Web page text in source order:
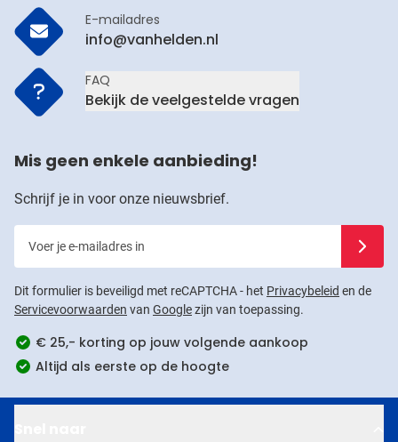
E-mailadres
info@vanhelden.nl
FAQ
Bekijk de veelgestelde vragen
Mis geen enkele aanbieding!
Schrijf je in voor onze nieuwsbrief.
Dit formulier is beveiligd met reCAPTCHA - het Privacybeleid en de
Servicevoorwaarden van Googlezijn van toepassing.
€ 25,- korting op jouw volgende aankoop
Altijd als eerste op de hoogte